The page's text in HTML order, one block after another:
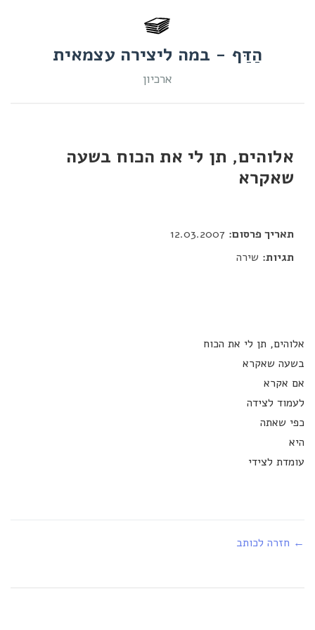
הַדַּף - במה ליצירה עצמאית
ארכיון
אלוהים, תן לי את הכוח בשעה
שאקרא
תאריך פרסום:
תגיות: שירה
אלוהים, תן לי את הכוח
בשעה שאקרא
אם אקרא
לעמוד לצידה
כפי שאתה
היא
עומדת לצידי
← חזרה לכותב